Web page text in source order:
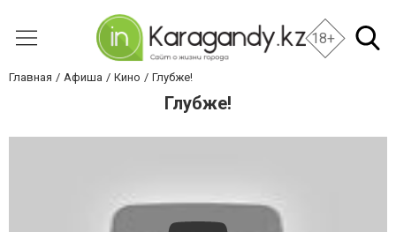
18+
Главная Афиша Кино Глубже!
Глубже!